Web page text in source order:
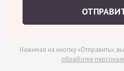
Нажимая на кнопку «Отправить»,
обработке